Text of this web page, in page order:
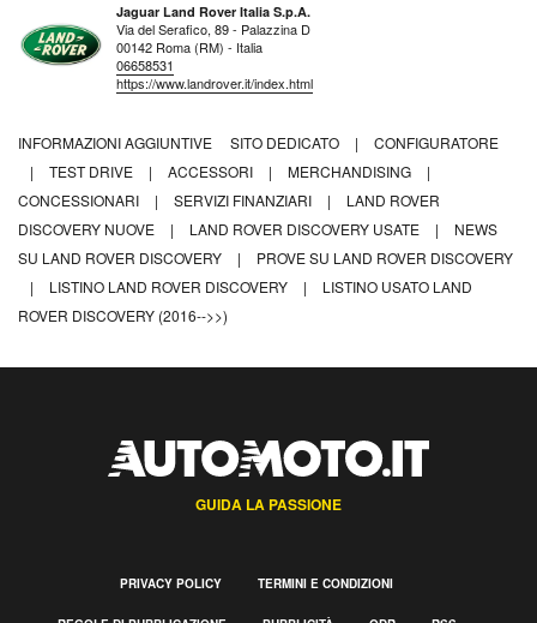
Jaguar Land Rover Italia S.p.A.
Via del Serafico, 89 - Palazzina D
00142 Roma (RM) - Italia
06658531
https://www.landrover.it/index.html
INFORMAZIONI AGGIUNTIVE SITO DEDICATO |
CONFIGURATORE
|
TEST DRIVE | ACCESSORI | MERCHANDISING
|
CONCESSIONARI
| SERVIZI FINANZIARI |
LAND ROVER
DISCOVERY NUOVE
| LAND ROVER DISCOVERY USATE |
NEWS
SU LAND ROVER DISCOVERY
|
PROVE SU LAND ROVER DISCOVERY
|
LISTINO LAND ROVER DISCOVERY |
LISTINO USATO LAND
ROVER DISCOVERY (2016-->>)
GUIDA LA PASSIONE
PRIVACY POLICY TERMINI E CONDIZIONI